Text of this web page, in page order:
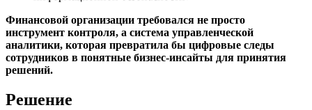
Финансовой организации требовался не просто
инструмент контроля, а система управленческой
аналитики, которая превратила бы цифровые следы
сотрудников в понятные бизнес-инсайты для принятия
решений.
Решение